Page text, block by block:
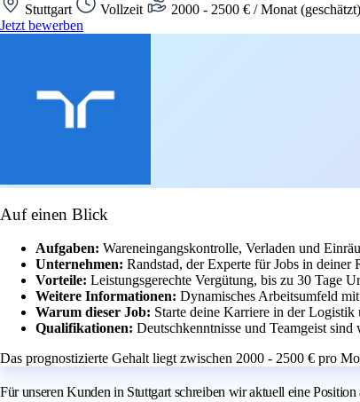
Stuttgart Vollzeit 2000 - 2500 € / Monat (geschätzt)
Jetzt bewerben
Auf einen Blick
Aufgaben: Wareneingangskontrolle, Verladen und
Unternehmen: Randstad, der Experte für Jobs in deiner
Vorteile: Leistungsgerechte Vergütung, bis zu 30 Tage
Weitere Informationen: Dynamisches Arbeitsumfeld
Warum dieser Job: Starte deine Karriere in der Logistik
Qualifikationen: Deutschkenntnisse und Teamgeist
Das prognostizierte Gehalt liegt zwischen 2000 - 2500 € pro
Für unseren Kunden in Stuttgart schreiben wir aktuell eine